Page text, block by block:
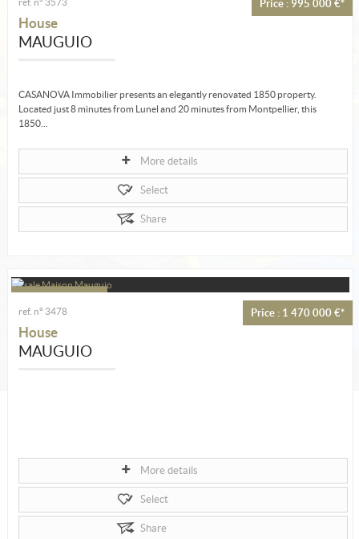
Contact
Price : 995 000 €*
ref. n° 3573
House
MAUGUIO
CASANOVA Immobilier presents an elegantly renovated 1850 property.
Located just 8 minutes from Lunel and 20 minutes from Montpellier, this
1850...
More details
Select
Share
Price : 1 470 000 €*
ref. n° 3478
House
MAUGUIO
More details
Select
Share